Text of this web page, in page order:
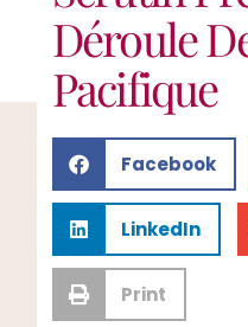
Déroule
Pacifique
Facebook
LinkedIn
Print